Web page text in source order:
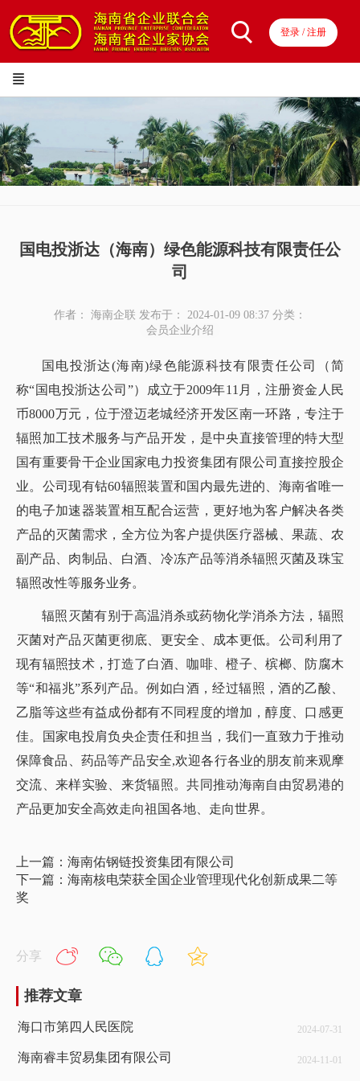
登录 / 注册
国电投浙达（海南）绿色能源科技有限责任公
司
作者： 海南企联 发布于： 2024-01-09 08:37 分类：
会员企业介绍
国电投浙达(海南)绿色能源科技有限责任公司（简
称“国电投浙达公司”）成立于2009年11月，注册资金人民
币8000万元，位于澄迈老城经济开发区南一环路，专注于
辐照加工技术服务与产品开发，是中央直接管理的特大型
国有重要骨干企业国家电力投资集团有限公司直接控股企
业。公司现有钴60辐照装置和国内最先进的、海南省唯一
的电子加速器装置相互配合运营，更好地为客户解决各类
产品的灭菌需求，全方位为客户提供医疗器械、果蔬、农
副产品、肉制品、白酒、冷冻产品等消杀辐照灭菌及珠宝
辐照改性等服务业务。
辐照灭菌有别于高温消杀或药物化学消杀方法，辐照
灭菌对产品灭菌更彻底、更安全、成本更低。公司利用了
现有辐照技术，打造了白酒、咖啡、橙子、槟榔、防腐木
等“和福兆”系列产品。例如白酒，经过辐照，酒的乙酸、
乙脂等这些有益成份都有不同程度的增加，醇度、口感更
佳。国家电投肩负央企责任和担当，我们一直致力于推动
保障食品、药品等产品安全,欢迎各行各业的朋友前来观摩
交流、来样实验、来货辐照。共同推动海南自由贸易港的
产品更加安全高效走向祖国各地、走向世界。
上一篇：海南佑钢链投资集团有限公司
下一篇：海南核电荣获全国企业管理现代化创新成果二等
奖
分享
推荐文章
海口市第四人民医院 2024-07-31
海南睿丰贸易集团有限公司 2024-11-01